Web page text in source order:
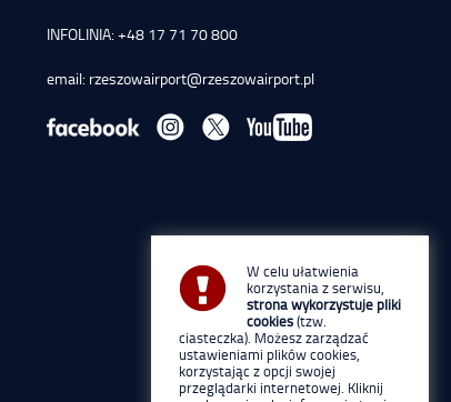
INFOLINIA: +48 17 71 70 800
email: rzeszowairport@rzeszowairport.pl
W celu ułatwienia
korzystania z serwisu,
strona wykorzystuje pliki
cookies(tzw.
ciasteczka). Możesz zarządzać
ustawieniami plików cookies,
korzystając z opcji swojej
przeglądarki internetowej. Kliknij